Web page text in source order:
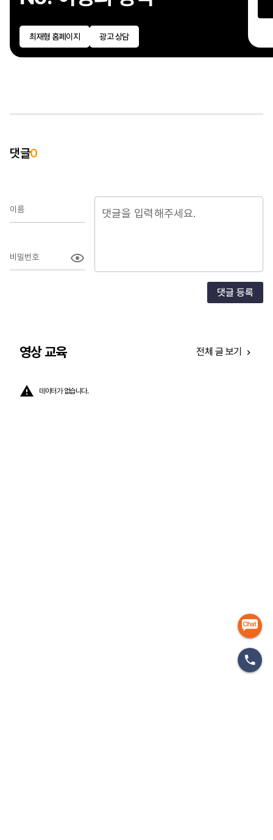
최재형 홈페이지 광고 상담
필
데
댓글0
이름
비밀번호
댓글 등록
영상 교육 전체 글 보기
데이터가 없습니다.